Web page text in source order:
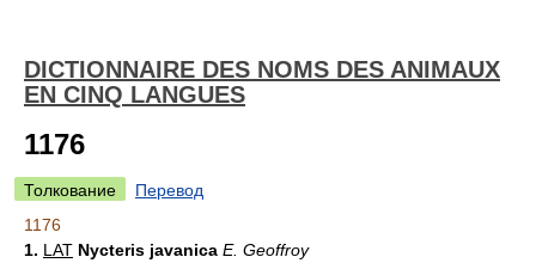
DICTIONNAIRE DES NOMS DES ANIMAUX
EN CINQ LANGUES
1176
Толкование
Перевод
1176
1. LAT Nycteris javanica E. Geoffroy